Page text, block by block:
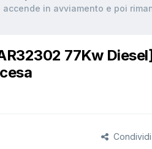
accende in avviamento e poi
77Kw
Condividi